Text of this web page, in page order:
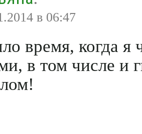
в 06:47
время, когда я
в том числе и